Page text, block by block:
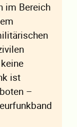
im Bereich
ist
–